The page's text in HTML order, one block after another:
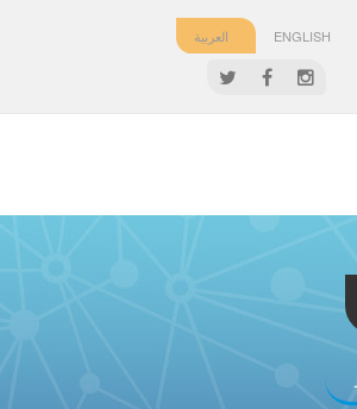
ENGLISH العربية